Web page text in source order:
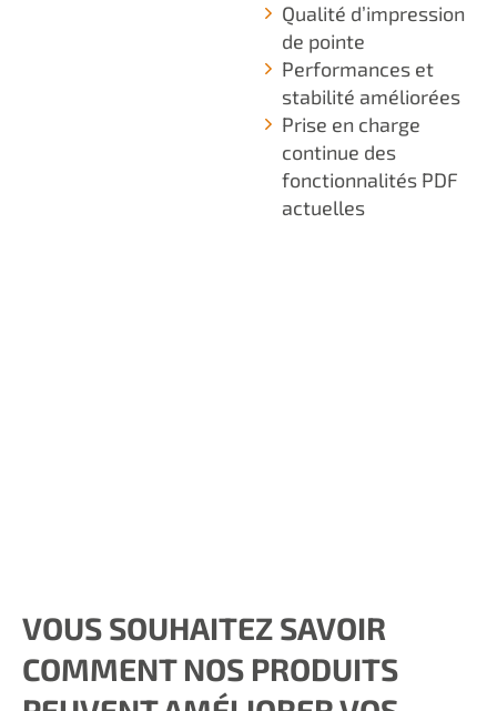
Qualité d’impression
de pointe
Performances et
stabilité améliorées
Prise en charge
continue des
fonctionnalités PDF
actuelles
VOUS SOUHAITEZ SAVOIR
COMMENT NOS PRODUITS